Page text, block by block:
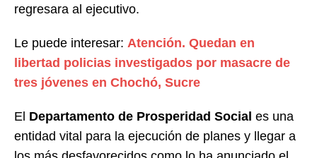
regresara al ejecutivo.
Le puede interesar: Atención. Quedan en
libertad policias investigados por masacre de
tres jóvenes en Chochó, Sucre
El Departamento de Prosperidad Social es una
entidad vital para la ejecución de planes y llegar a